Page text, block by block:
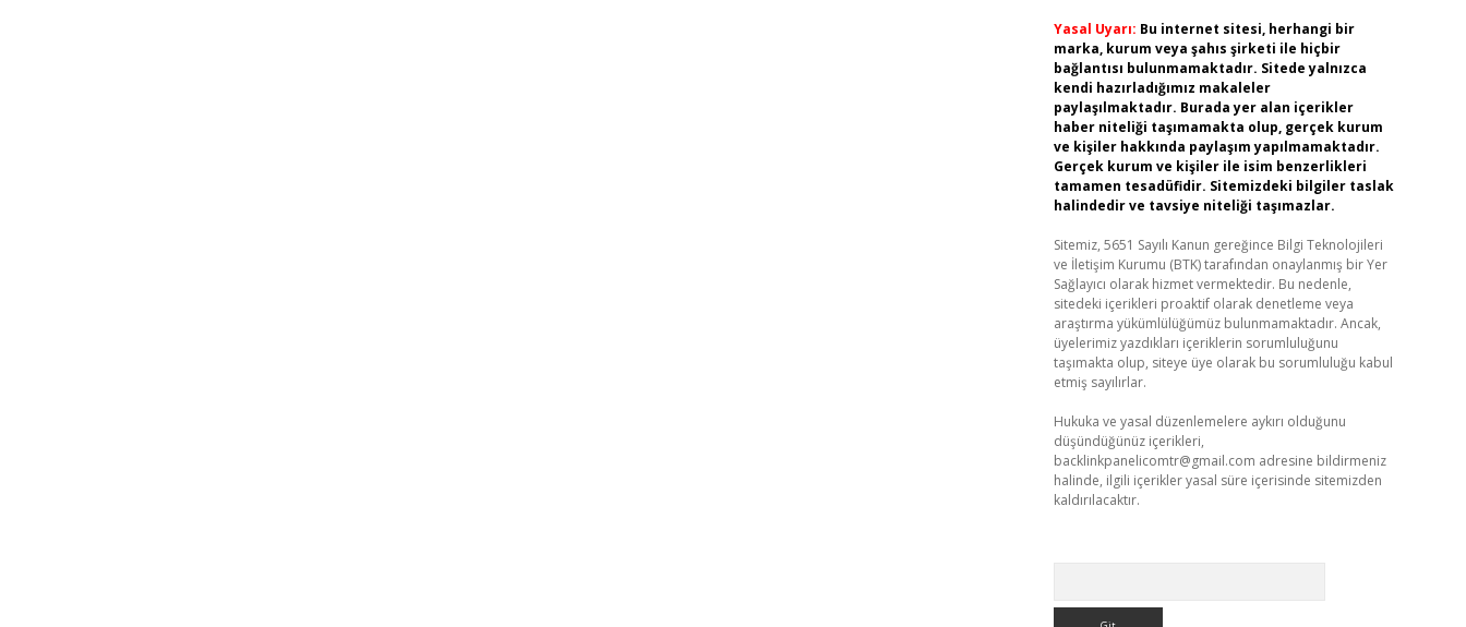
Yasal Uyarı: Bu internet sitesi, herhangi bir
marka, kurum veya şahıs şirketi ile hiçbir
bağlantısı bulunmamaktadır. Sitede yalnızca
kendi hazırladığımız makaleler
paylaşılmaktadır. Burada yer alan içerikler
haber niteliği taşımamakta olup, gerçek kurum
ve kişiler hakkında paylaşım yapılmamaktadır.
Gerçek kurum ve kişiler ile isim benzerlikleri
tamamen tesadüfidir. Sitemizdeki bilgiler taslak
halindedir ve tavsiye niteliği taşımazlar.
Sitemiz, 5651 Sayılı Kanun gereğince Bilgi Teknolojileri
ve İletişim Kurumu (BTK) tarafından onaylanmış bir Yer
Sağlayıcı olarak hizmet vermektedir. Bu nedenle,
sitedeki içerikleri proaktif olarak denetleme veya
araştırma yükümlülüğümüz bulunmamaktadır. Ancak,
üyelerimiz yazdıkları içeriklerin sorumluluğunu
taşımakta olup, siteye üye olarak bu sorumluluğu kabul
etmiş sayılırlar.
Hukuka ve yasal düzenlemelere aykırı olduğunu
düşündüğünüz içerikleri,
backlinkpanelicomtr@gmail.com adresine bildirmeniz
halinde, ilgili içerikler yasal süre içerisinde sitemizden
kaldırılacaktır.